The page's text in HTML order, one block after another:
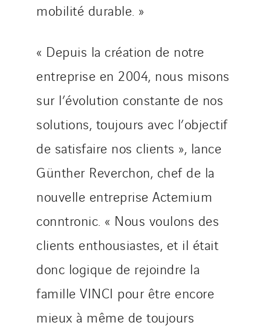
mobilité durable. »
« Depuis la création de notre
entreprise en 2004, nous misons
sur l’évolution constante de nos
solutions, toujours avec l’objectif
de satisfaire nos clients », lance
Günther Reverchon, chef de la
nouvelle entreprise Actemium
conntronic. « Nous voulons des
clients enthousiastes, et il était
donc logique de rejoindre la
famille VINCI pour être encore
mieux à même de toujours